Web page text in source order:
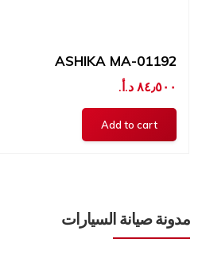
ASHIKA MA-01192
٨٤٫٥٠٠ د.أ.‏
مدونة صيانة السيارات